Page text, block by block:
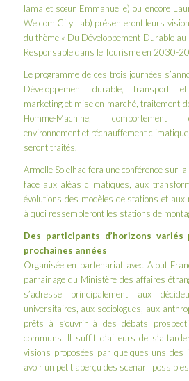
lama et sœur Emmanuelle) ou encore
Welcom City Lab) présenteront leurs
du thème « Du Développement Durable
Responsable dans le Tourisme en 2030-
Le programme de ces trois journées
Développement durable, transport
marketing et mise en marché, traitement
Homme-Machine, comportement
environnement et réchauffement
seront traités.
Armelle Solelhac fera une conférence sur
face aux aléas climatiques, aux
évolutions des modèles de stations et aux
à quoi ressembleront les stations de
Des participants d’horizons
prochaines années
Organisée en partenariat avec Atout
parrainage du Ministère des affaires
s’adresse principalement aux
universitaires, aux sociologues, aux
prêts à s’ouvrir à des débats
communs. Il suffit d’ailleurs de
visions proposées par quelques uns des
avoir un petit aperçu des scenarii